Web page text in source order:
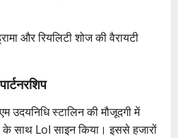
और रियलिटी शोज की वैरायटी
उदयनिधि स्टालिन की मौजूदगी में
के साथ LoI साइन किया। इससे हजारों